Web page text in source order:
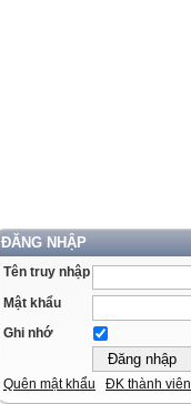
ĐĂNG NHẬP
Tên truy nhập
Mật khẩu
Ghi nhớ
Quên mật khẩu ĐK thành viên